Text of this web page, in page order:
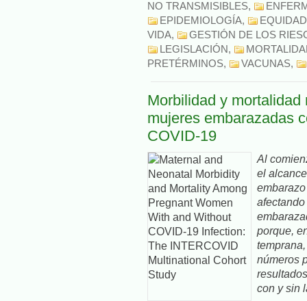
NO TRANSMISIBLES,
EPIDEMIOLOGÍA,
VIDA,
GESTIÓN DE LOS
LEGISLACIÓN,
PRETÉRMINOS, VACUNAS,
Morbilidad y
mujeres embarazadas
COVID-19
Al
el
porque,
números
con y sin